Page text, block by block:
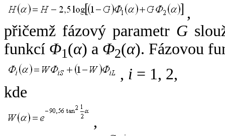
,
přičemž fázový parametr G
funkcí Φ1(α) a Φ2(α). Fázovou
, i = 1, 2,
kde
,